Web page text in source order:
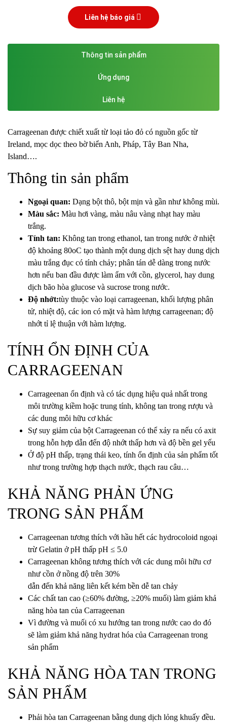
Liên hệ báo giá
Thông tin sản phẩm
Ứng dụng
Liên hệ
Carrageenan được chiết xuất từ loại tảo đỏ có nguồn gốc từ
Ireland, mọc dọc theo bờ biển Anh, Pháp, Tây Ban Nha,
Island….
Thông tin sản phẩm
Ngoại quan: Dạng bột thô, bột mịn và gần như không mùi.
Màu sắc: Màu hơi vàng, màu nâu vàng nhạt hay màu
trắng.
Tính tan: Không tan trong ethanol, tan trong nước ở nhiệt
độ khoảng 80oC tạo thành một dung dịch sệt hay dung dịch
màu trắng đục có tính chảy; phân tán dễ dàng trong nước
hơn nếu ban đầu được làm ẩm với cồn, glycerol, hay dung
dịch bão hòa glucose và sucrose trong nước.
Độ nhớt:tùy thuộc vào loại carrageenan, khối lượng phân
tử, nhiệt độ, các ion có mặt và hàm lượng carrageenan; độ
nhớt tỉ lệ thuận với hàm lượng.
TÍNH ỔN ĐỊNH CỦA
CARRAGEENAN
Carrageenan ổn định và có tác dụng hiệu quả nhất trong
môi trường kiềm hoặc trung tính, không tan trong rượu và
các dung môi hữu cơ khác
Sự suy giảm của bột Carrageenan có thể xảy ra nếu có axit
trong hỗn hợp dẫn đến độ nhớt thấp hơn và độ bền gel yếu
Ở độ pH thấp, trạng thái keo, tính ổn định của sản phẩm tốt
như trong trường hợp thạch nước, thạch rau câu…
KHẢ NĂNG PHẢN ỨNG
TRONG SẢN PHẨM
Carrageenan tương thích với hầu hết các hydrocoloid ngoại
trừ Gelatin ở pH thấp pH ≤ 5.0
Carrageenan không tương thích với các dung môi hữu cơ
như cồn ở nồng độ trên 30%
dẫn đến khả năng liên kết kém bền dễ tan chảy
Các chất tan cao (≥60% đường, ≥20% muối) làm giảm khả
năng hòa tan của Carrageenan
Vì đường và muối có xu hướng tan trong nước cao do đó
sẽ làm giảm khả năng hydrat hóa của Carrageenan trong
sản phẩm
KHẢ NĂNG HÒA TAN TRONG
SẢN PHẨM
Phải hòa tan Carrageenan bằng dung dịch lỏng khuấy đều.